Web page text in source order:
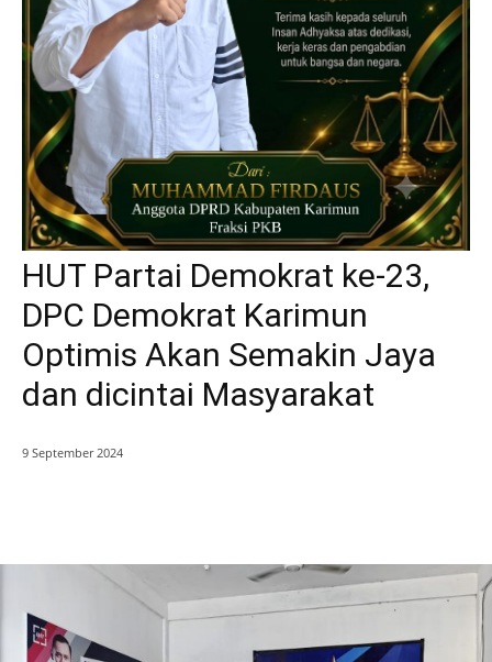
HUT Partai Demokrat ke-23,
DPC Demokrat Karimun
Optimis Akan Semakin Jaya
dan dicintai Masyarakat
9 September 2024